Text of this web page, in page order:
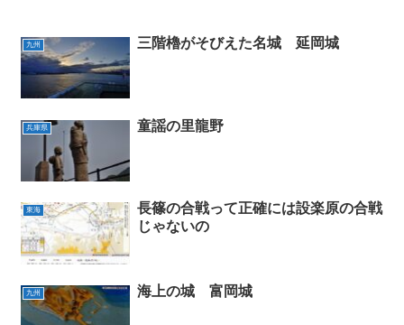
九州 三階櫓がそびえた名城 延岡城
兵庫県 童謡の里龍野
東海
長篠の合戦って正確には設楽原の合戦
じゃないの
九州 海上の城 富岡城